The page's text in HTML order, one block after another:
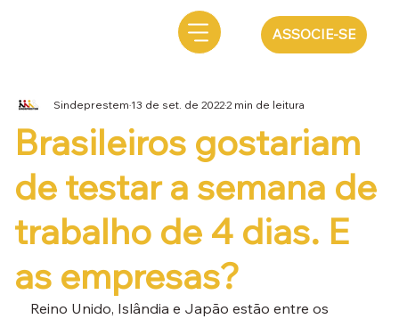
ASSOCIE-SE
Brasileiros gostariam
de testar a semana de
trabalho de 4 dias. E
as empresas?
Sindeprestem13 de set. de 20222 min de leitura
Reino Unido, Islândia e Japão estão entre os